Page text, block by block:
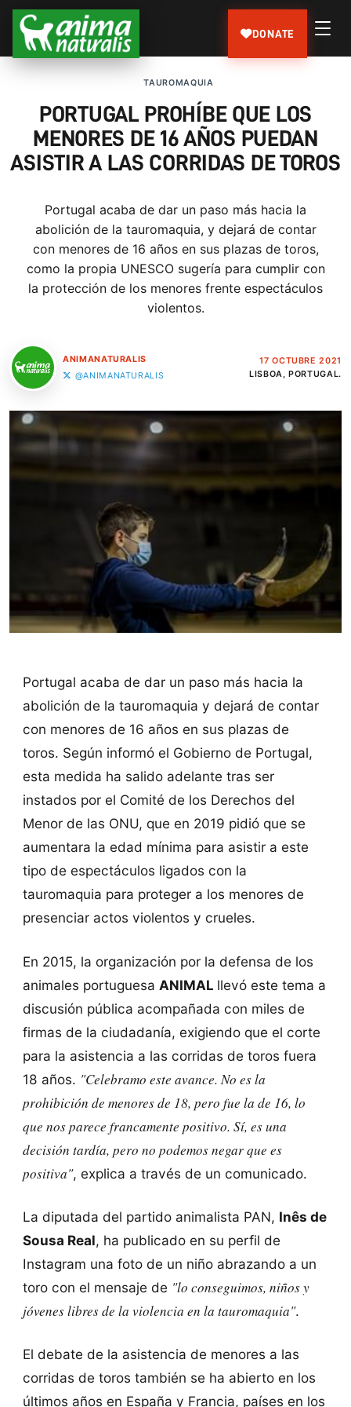
DONATE
TAUROMAQUIA
PORTUGAL PROHÍBE QUE LOS
MENORES DE 16 AÑOS PUEDAN
ASISTIR A LAS CORRIDAS DE TOROS
Portugal acaba de dar un paso más hacia la
abolición de la tauromaquia, y dejará de contar
con menores de 16 años en sus plazas de toros,
como la propia UNESCO sugería para cumplir con
la protección de los menores frente espectáculos
violentos.
ANIMANATURALIS
@ANIMANATURALIS
17 OCTUBRE 2021
LISBOA, PORTUGAL.
Portugal acaba de dar un paso más hacia la
abolición de la tauromaquia y dejará de contar
con menores de 16 años en sus plazas de
toros. Según informó el Gobierno de Portugal,
esta medida ha salido adelante tras ser
instados por el Comité de los Derechos del
Menor de las ONU, que en 2019 pidió que se
aumentara la edad mínima para asistir a este
tipo de espectáculos ligados con la
tauromaquia para proteger a los menores de
presenciar actos violentos y crueles.
En 2015, la organización por la defensa de los
animales portuguesa ANIMAL llevó este tema a
discusión pública acompañada con miles de
firmas de la ciudadanía, exigiendo que el corte
para la asistencia a las corridas de toros fuera
18 años. "Celebramo este avance. No es la
prohibición de menores de 18, pero fue la de 16, lo
que nos parece francamente positivo. Sí, es una
decisión tardía, pero no podemos negar que es
positiva", explica a través de un comunicado.
La diputada del partido animalista PAN, Inês de
Sousa Real, ha publicado en su perfil de
Instagram una foto de un niño abrazando a un
toro con el mensaje de "lo conseguimos, niños y
jóvenes libres de la violencia en la tauromaquia".
El debate de la asistencia de menores a las
corridas de toros también se ha abierto en los
últimos años en España y Francia, países en los